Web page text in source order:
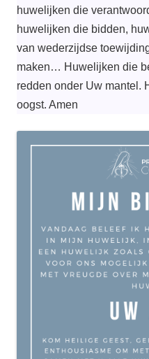
huwelijken die
huwelijken die bidden,
van wederzijdse
maken… Huwelijken die
redden onder Uw mantel.
oogst. Amen